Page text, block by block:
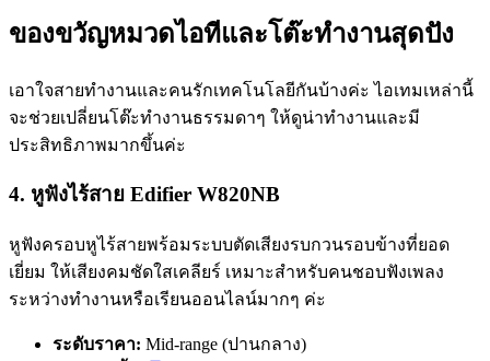
ของขวัญหมวดไอทีและโต๊ะทำงานสุดปัง
เอาใจสายทำงานและคนรักเทคโนโลยีกันบ้างค่ะ ไอเทมเหล่านี้
จะช่วยเปลี่ยนโต๊ะทำงานธรรมดาๆ ให้ดูน่าทำงานและมี
ประสิทธิภาพมากขึ้นค่ะ
4. หูฟังไร้สาย Edifier W820NB
หูฟังครอบหูไร้สายพร้อมระบบตัดเสียงรบกวนรอบข้างที่ยอด
เยี่ยม ให้เสียงคมชัดใสเคลียร์ เหมาะสำหรับคนชอบฟังเพลง
ระหว่างทำงานหรือเรียนออนไลน์มากๆ ค่ะ
ระดับราคา: Mid-range (ปานกลาง)